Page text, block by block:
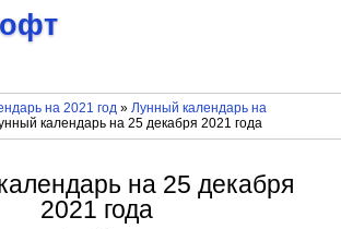
на 2021 год» Лунный календарь на
календарь на 25 декабря 2021 года
на 25 декабря
2021 года